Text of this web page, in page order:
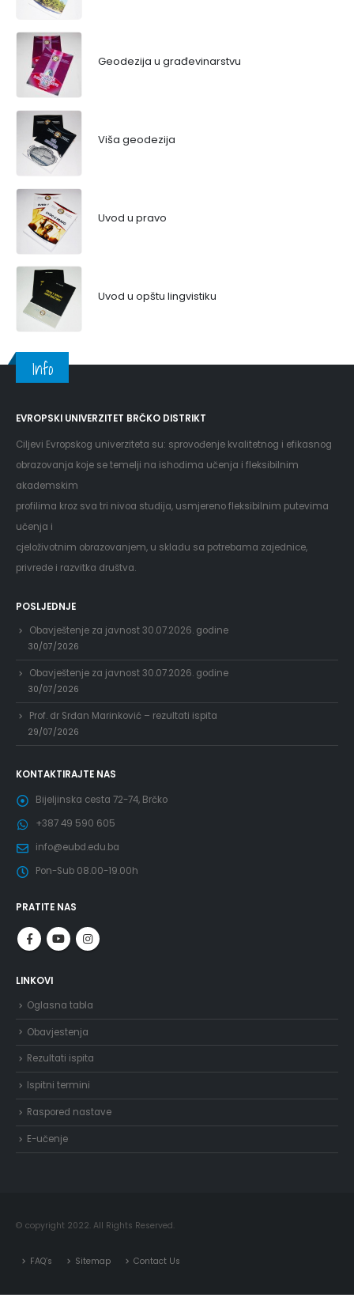
Geodezija u građevinarstvu
Viša geodezija
Uvod u pravo
Uvod u opštu lingvistiku
Info
EVROPSKI UNIVERZITET BRČKO DISTRIKT
Ciljevi Evropskog univerziteta su: sprovođenje kvalitetnog i efikasnog
obrazovanja koje se temelji na ishodima učenja i fleksibilnim
akademskim
profilima kroz sva tri nivoa studija, usmjereno fleksibilnim putevima
učenja i
cjeloživotnim obrazovanjem, u skladu sa potrebama zajednice,
privrede i razvitka društva.
POSLJEDNJE
Obavještenje za javnost 30.07.2026. godine
30/07/2026
Obavještenje za javnost 30.07.2026. godine
30/07/2026
Prof. dr Srđan Marinković – rezultati ispita
29/07/2026
KONTAKTIRAJTE NAS
Bijeljinska cesta 72-74, Brčko
+387 49 590 605
info@eubd.edu.ba
Pon-Sub 08.00-19.00h
PRATITE NAS
LINKOVI
Oglasna tabla
Obavjestenja
Rezultati ispita
Ispitni termini
Raspored nastave
E-učenje
© copyright 2022. All Rights Reserved.
FAQ’s Sitemap Contact Us